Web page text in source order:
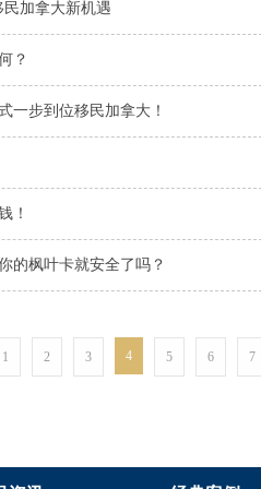
加拿大新机遇
？
一步到位移民加拿大！
！
的枫叶卡就安全了吗？
1 2 3 4 5 6 7